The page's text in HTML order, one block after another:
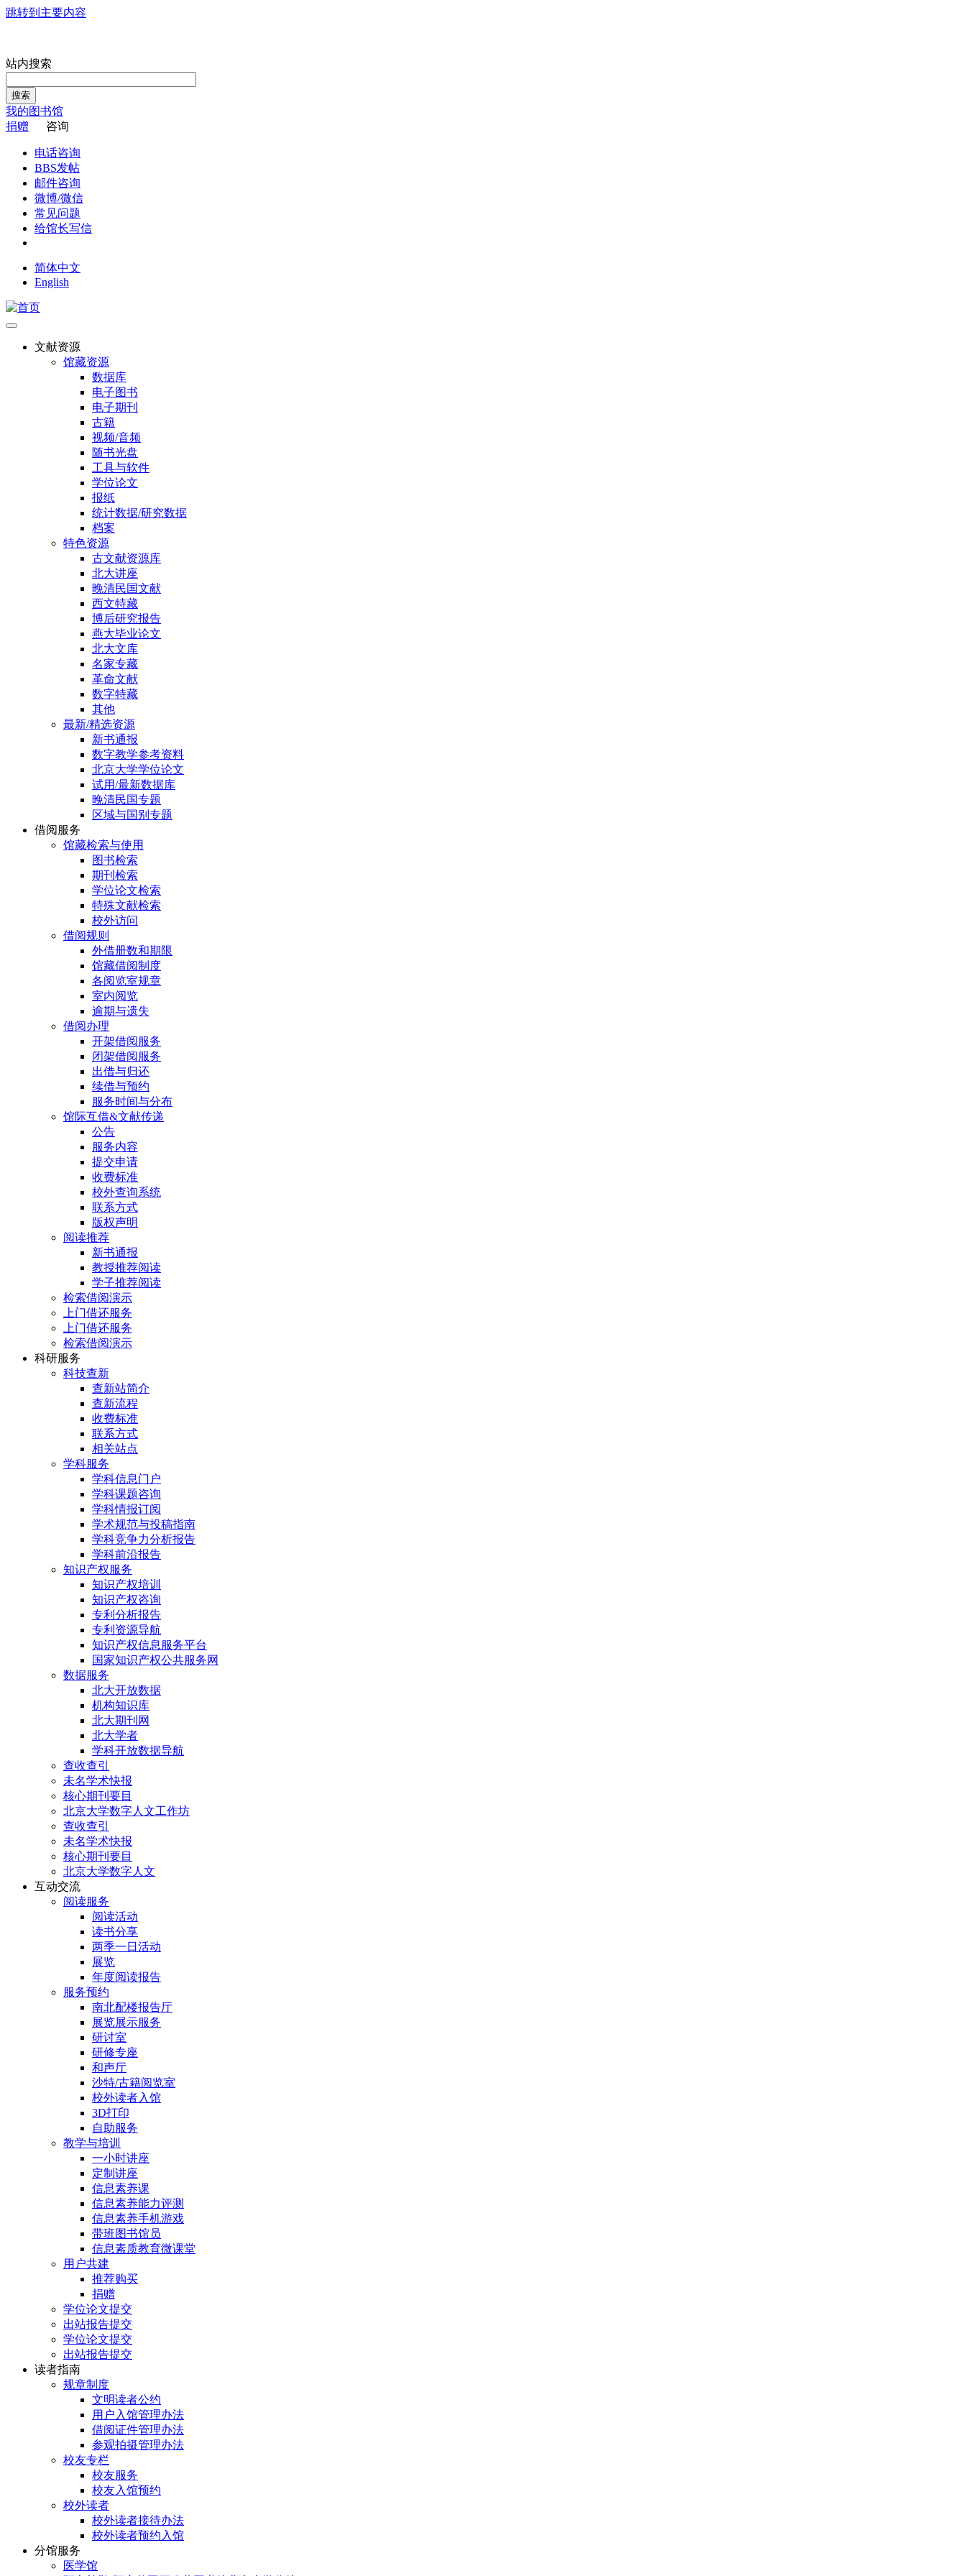
跳转到主要内容
站内搜索
搜索
我的图书馆
捐赠
咨询
电话咨询
BBS发帖
邮件咨询
微博/微信
常见问题
给馆长写信
简体中文
English
文献资源
馆藏资源
数据库
电子图书
电子期刊
古籍
视频/音频
随书光盘
工具与软件
学位论文
报纸
统计数据/研究数据
档案
特色资源
古文献资源库
北大讲座
晚清民国文献
西文特藏
博后研究报告
燕大毕业论文
北大文库
名家专藏
革命文献
数字特藏
其他
最新/精选资源
新书通报
数字教学参考资料
北京大学学位论文
试用/最新数据库
晚清民国专题
区域与国别专题
借阅服务
馆藏检索与使用
图书检索
期刊检索
学位论文检索
特殊文献检索
校外访问
借阅规则
外借册数和期限
馆藏借阅制度
各阅览室规章
室内阅览
逾期与遗失
借阅办理
开架借阅服务
闭架借阅服务
出借与归还
续借与预约
服务时间与分布
馆际互借&文献传递
公告
服务内容
提交申请
收费标准
校外查询系统
联系方式
版权声明
阅读推荐
新书通报
教授推荐阅读
学子推荐阅读
检索借阅演示
上门借还服务
上门借还服务
检索借阅演示
科研服务
科技查新
查新站简介
查新流程
收费标准
联系方式
相关站点
学科服务
学科信息门户
学科课题咨询
学科情报订阅
学术规范与投稿指南
学科竞争力分析报告
学科前沿报告
知识产权服务
知识产权培训
知识产权咨询
专利分析报告
专利资源导航
知识产权信息服务平台
国家知识产权公共服务网
数据服务
北大开放数据
机构知识库
北大期刊网
北大学者
学科开放数据导航
查收查引
未名学术快报
核心期刊要目
北京大学数字人文工作坊
查收查引
未名学术快报
核心期刊要目
北京大学数字人文
互动交流
阅读服务
阅读活动
读书分享
两季一日活动
展览
年度阅读报告
服务预约
南北配楼报告厅
展览展示服务
研讨室
研修专座
和声厅
沙特/古籍阅览室
校外读者入馆
3D打印
自助服务
教学与培训
一小时讲座
定制讲座
信息素养课
信息素养能力评测
信息素养手机游戏
带班图书馆员
信息素质教育微课堂
用户共建
推荐购买
捐赠
学位论文提交
出站报告提交
学位论文提交
出站报告提交
读者指南
规章制度
文明读者公约
用户入馆管理办法
借阅证件管理办法
参观拍摄管理办法
校友专栏
校友服务
校友入馆预约
校外读者
校外读者接待办法
校外读者预约入馆
分馆服务
医学馆